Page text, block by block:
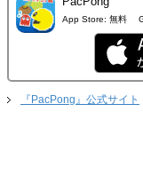
App Store: 無料
『PacPong』公式サイト